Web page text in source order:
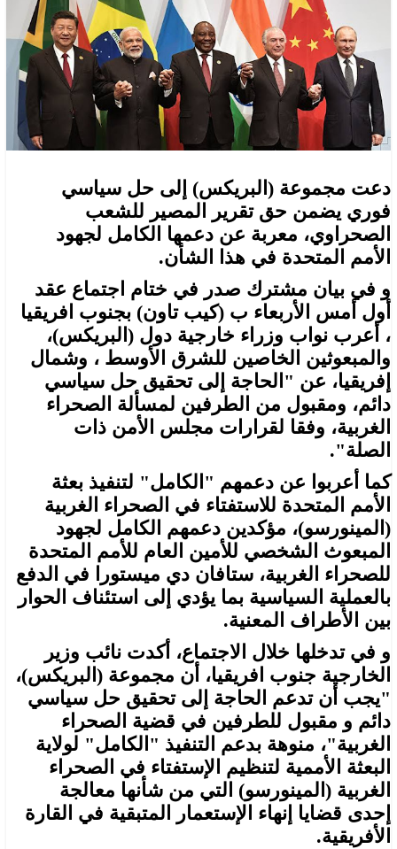
دعت مجموعة (البريكس) إلى حل سياسي
فوري يضمن حق تقرير المصير للشعب
الصحراوي، معربة عن دعمها الكامل لجهود
الأمم المتحدة في هذا الشأن.
و في بيان مشترك صدر في ختام اجتماع عقد
أول أمس الأربعاء ب (كيب تاون) بجنوب افريقيا
، أعرب نواب وزراء خارجية دول (البريكس)،
والمبعوثين الخاصين للشرق الأوسط ، وشمال
إفريقيا، عن "الحاجة إلى تحقيق حل سياسي
دائم، ومقبول من الطرفين لمسألة الصحراء
الغربية، وفقا لقرارات مجلس الأمن ذات
الصلة".
كما أعربوا عن دعمهم "الكامل" لتنفيذ بعثة
الأمم المتحدة للاستفتاء في الصحراء الغربية
(المينورسو)، مؤكدين دعمهم الكامل لجهود
المبعوث الشخصي للأمين العام للأمم المتحدة
للصحراء الغربية، ستافان دي ميستورا في الدفع
بالعملية السياسية بما يؤدي إلى استئناف الحوار
بين الأطراف المعنية.
و في تدخلها خلال الاجتماع، أكدت نائب وزير
الخارجية جنوب افريقيا، أن مجموعة (البريكس)،
"يجب أن تدعم الحاجة إلى تحقيق حل سياسي
دائم و مقبول للطرفين في قضية الصحراء
الغربية"، منوهة بدعم التنفيذ "الكامل" لولاية
البعثة الأممية لتنظيم الإستفتاء في الصحراء
الغربية (المينورسو) التي من شأنها معالجة
إحدى قضايا إنهاء الإستعمار المتبقية في القارة
الأفريقية.